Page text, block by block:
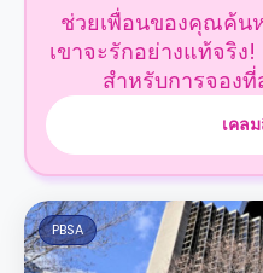
ช่วยเพื่อนของคุณค้น
เขาจะรักอย่างแท้จริ
สำหรับการจอง
เคล
PBSA